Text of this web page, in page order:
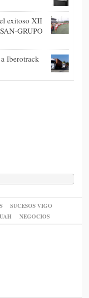
exitoso XII
GRUPO
Iberotrack
SUCESOS VIGO
NEGOCIOS